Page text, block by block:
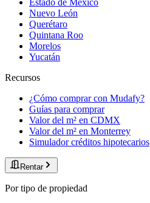
Estado de México
Nuevo León
Querétaro
Quintana Roo
Morelos
Yucatán
Recursos
¿Cómo comprar con Mudafy?
Guías para comprar
Valor del m² en CDMX
Valor del m² en Monterrey
Simulador créditos hipotecarios
Rentar
Por tipo de propiedad